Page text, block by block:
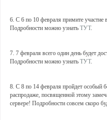
6. С 6 по 10 февраля примите участие
Подробности можно узнать ТУТ.
7. 7 февраля всего один день будет
Подробности можно узнать ТУТ.
8. С 8 по 14 февраля пройдет особый
распродаже, посвященной этому
сервере! Подробности совсем скоро